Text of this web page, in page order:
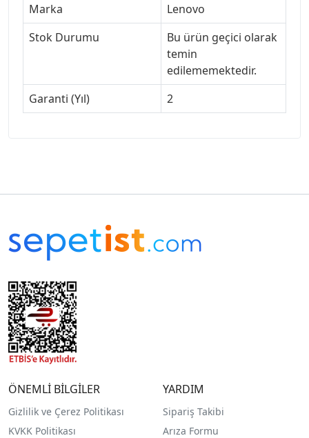
Marka
Lenovo
Stok Durumu
Bu ürün geçici olarak
temin
edilememektedir.
Garanti (Yıl)
2
ÖNEMLİ BİLGİLER
Gizlilik ve Çerez Politikası
KVKK Politikası
YARDIM
Sipariş Takibi
Arıza Formu